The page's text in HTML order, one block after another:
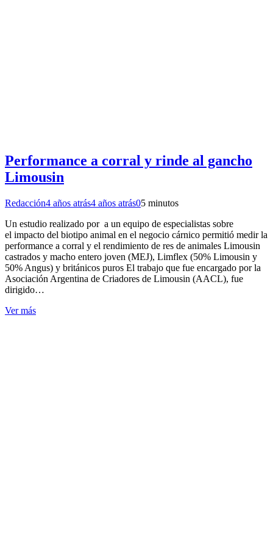
Performance a corral y rinde al gancho
Limousin
Redacción4 años atrás4 años atrás05 minutos
Un estudio realizado por a un equipo de especialistas sobre
el impacto del biotipo animal en el negocio cárnico permitió medir la
performance a corral y el rendimiento de res de animales Limousin
castrados y macho entero joven (MEJ), Limflex (50% Limousin y
50% Angus) y británicos puros El trabajo que fue encargado por la
Asociación Argentina de Criadores de Limousin (AACL), fue
dirigido…
Ver más